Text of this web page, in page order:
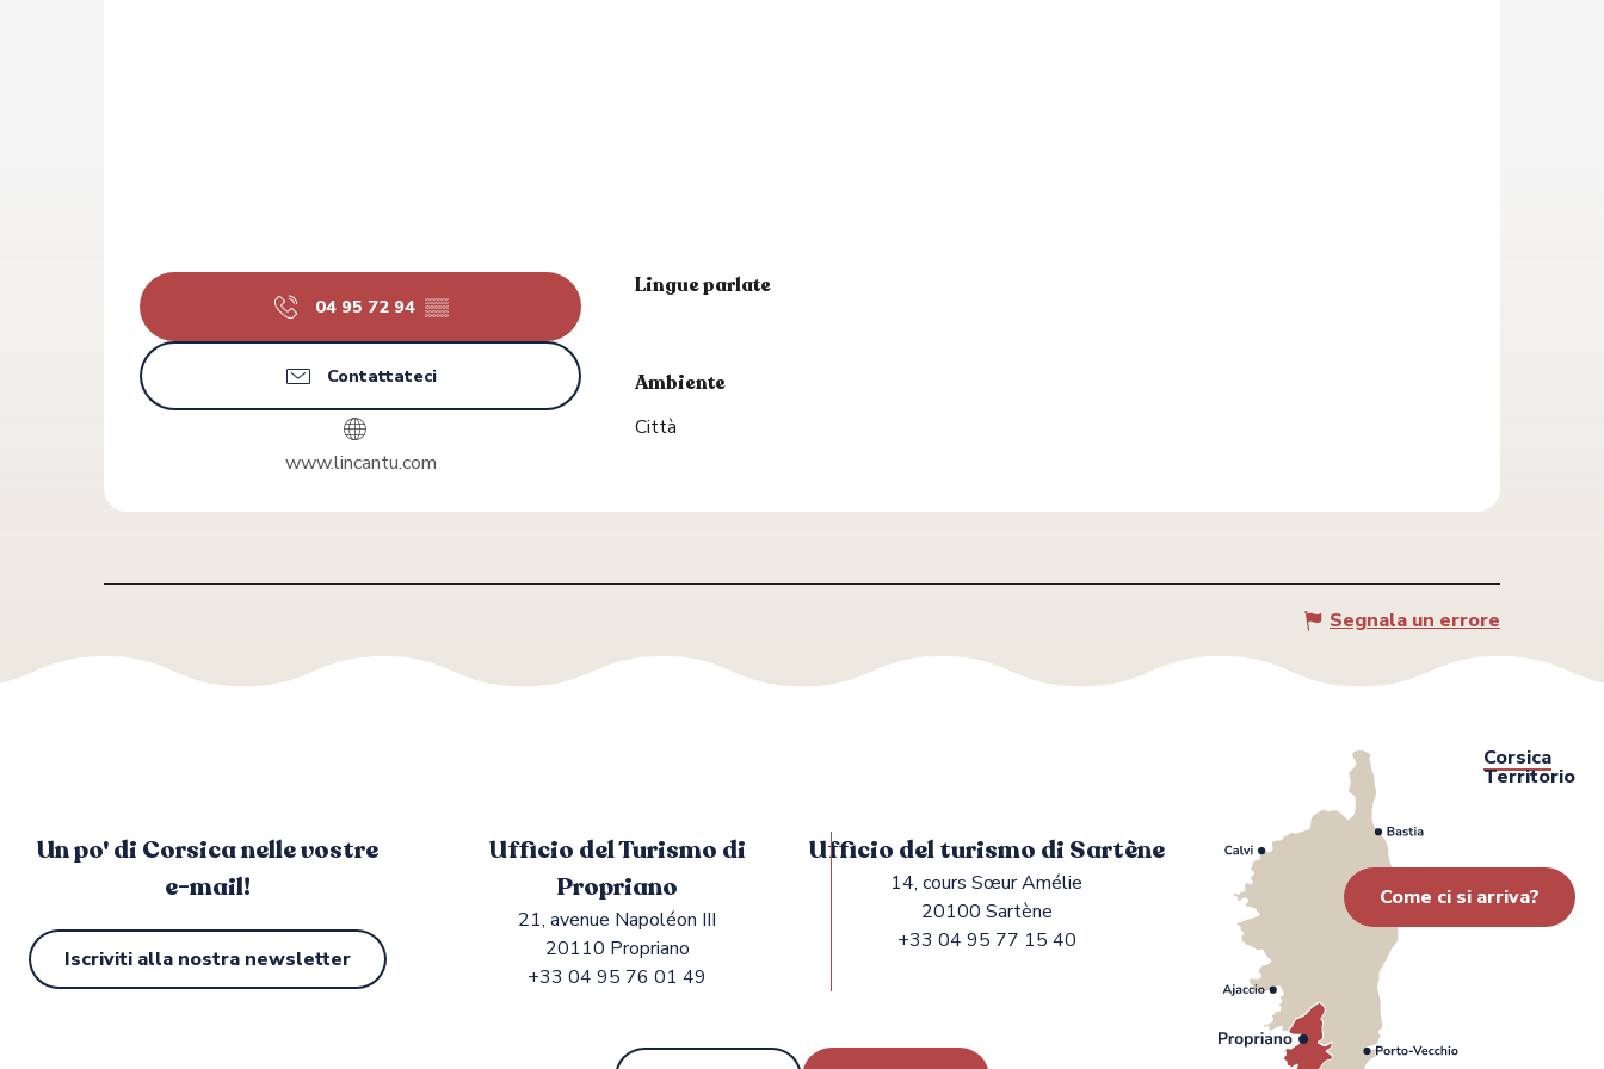
04 95 72 94 ▒▒
Contattateci
www.lincantu.com
Lingue parlate
Lingue parlate
Ambiente
Ambiente
Città
Segnala un errore
Un po' di Corsica nelle vostre
e-mail!
Iscriviti alla nostra newsletter
Ufficio del Turismo di
Propriano
21, avenue Napoléon III
20110 Propriano
+33 04 95 76 01 49
Ufficio del turismo di Sartène
14, cours Sœur Amélie
20100 Sartène
+33 04 95 77 15 40
Corsica
Territorio
Come ci si arriva?